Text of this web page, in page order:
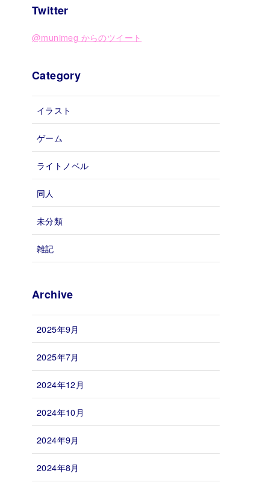
Twitter
@munimeg からのツイート
Category
イラスト
ゲーム
ライトノベル
同人
未分類
雑記
Archive
2025年9月
2025年7月
2024年12月
2024年10月
2024年9月
2024年8月